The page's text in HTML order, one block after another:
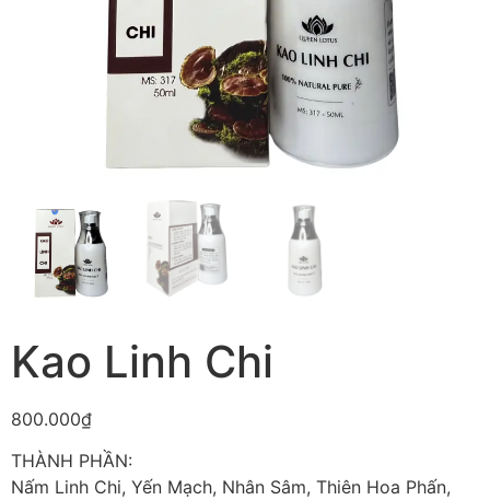
Kao Linh Chi
800.000₫
THÀNH PHẦN:
Nấm Linh Chi, Yến Mạch, Nhân Sâm, Thiên Hoa Phấn,